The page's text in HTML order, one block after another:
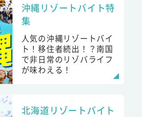
沖縄リゾートバイト特
集
人気の沖縄リゾートバイ
ト！移住者続出！？南国
で非日常のリゾバライフ
が味わえる！
北海道リゾートバイト